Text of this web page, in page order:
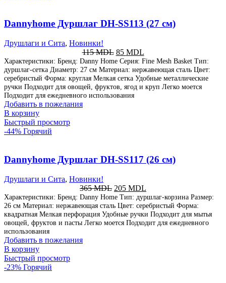
Dannyhome Дуршлаг DH-SS113 (27 см)
Друшлаги и Сита, Новинки!
115MDL 85 MDL
Характеристики: Бренд: Danny Home Серия: Fine Mesh Basket Тип:
дуршлаг-сетка Диаметр: 27 см Материал: нержавеющая сталь Цвет:
серебристый Форма: круглая Мелкая сетка Удобные металлические
ручки Подходит для овощей, фруктов, ягод и круп Легко моется
Подходит для ежедневного использования
Добавить в пожелания
В корзину
Быстрый просмотр
-44% Горячий
Dannyhome Дуршлаг DH-SS117 (26 см)
Друшлаги и Сита, Новинки!
365MDL 205 MDL
Характеристики: Бренд: Danny Home Тип: дуршлаг-корзина Размер:
26 см Материал: нержавеющая сталь Цвет: серебристый Форма:
квадратная Мелкая перфорация Удобные ручки Подходит для мытья
овощей, фруктов и пасты Легко моется Подходит для ежедневного
использования
Добавить в пожелания
В корзину
Быстрый просмотр
-23% Горячий